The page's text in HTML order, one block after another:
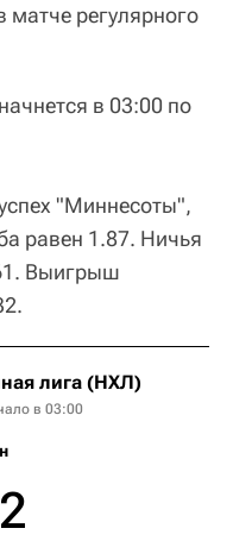
матче регулярного
в 03:00 по
"Миннесоты",
равен 1.87. Ничья
Выигрыш
лига (НХЛ)
в 03:00
2